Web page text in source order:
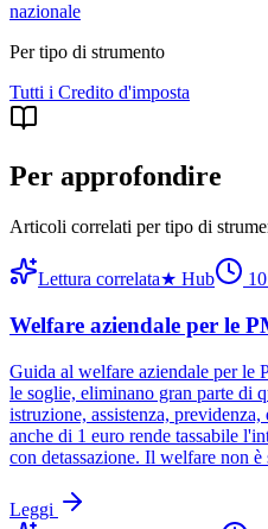
nazionale
Per tipo di strumento
Tutti i Credito d'imposta
Per approfondire
Articoli correlati per tipo di
Lettura correlata★ Hub 10
Welfare aziendale per le
Guida al welfare aziendale per le
le soglie, eliminano gran parte di
istruzione, assistenza,
anche di 1 euro rende tassabile
con detassazione. Il welfare non
Leggi